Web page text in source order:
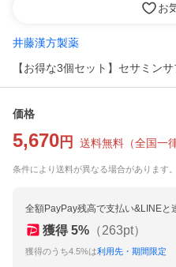
お
井藤漢方製薬
【お得な3個セット】セサミン
価格
5,670 円 送料無料 （全国一
条件により送料が異なる場合があります。
全額PayPay残高で支払い&LINEと
獲得 5% （263pt）
獲得のうち4.5%は利用先・期間限定